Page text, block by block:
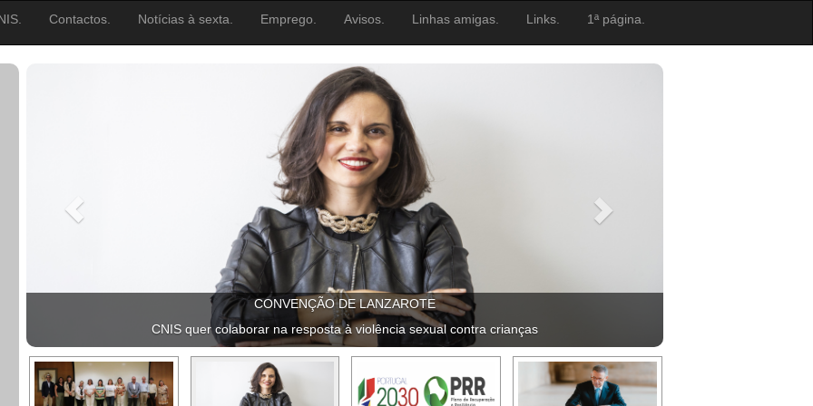
Contactos. Notícias à sexta. Emprego. Avisos. Linhas amigas. Links. 1ª página.
CONVENÇÃO DE LANZAROTE
CNIS quer colaborar na resposta à violência sexual contra crianças